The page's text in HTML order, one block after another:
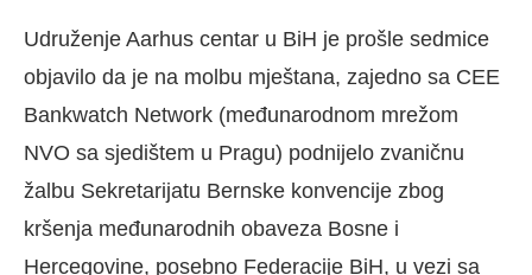
Udruženje Aarhus centar u BiH je prošle sedmice
objavilo da je na molbu mještana, zajedno sa CEE
Bankwatch Network (međunarodnom mrežom
NVO sa sjedištem u Pragu) podnijelo zvaničnu
žalbu Sekretarijatu Bernske konvencije zbog
kršenja međunarodnih obaveza Bosne i
Hercegovine, posebno Federacije BiH, u vezi sa